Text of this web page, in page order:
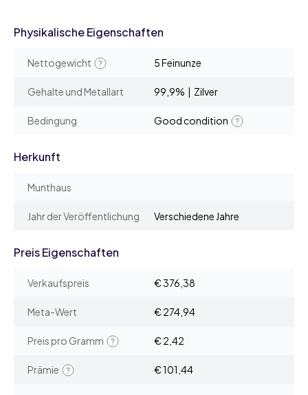
Physikalische Eigenschaften
Nettogewicht 5 Feinunze
Gehalte und Metallart 99,9% | Zilver
Bedingung Good condition
Herkunft
Munthaus
Jahr der Veröffentlichung Verschiedene Jahre
Preis Eigenschaften
Verkaufspreis € 376,38
Meta-Wert € 274,94
Preis pro Gramm € 2,42
Prämie € 101,44